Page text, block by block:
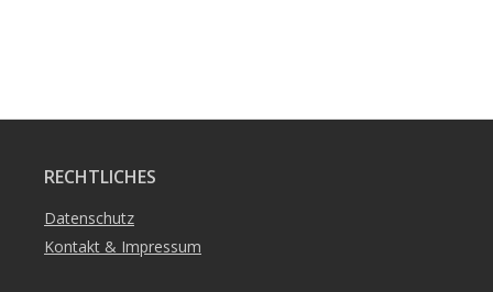
RECHTLICHES
Datenschutz
Kontakt & Impressum